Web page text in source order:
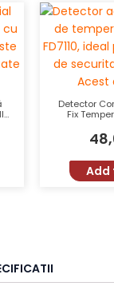
quantity
Detector
Fix
Add